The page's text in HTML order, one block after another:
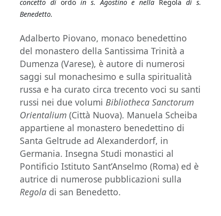
concetto di ordoin s. Agostino e nella Regoladi s.
Benedetto.
Adalberto Piovano, monaco benedettino
del monastero della Santissima Trinità a
Dumenza (Varese), è autore di numerosi
saggi sul monachesimo e sulla spiritualità
russa e ha curato circa trecento voci su santi
russi nei due volumi Bibliotheca Sanctorum
Orientalium (Città Nuova). Manuela Scheiba
appartiene al monastero benedettino di
Santa Geltrude ad Alexanderdorf, in
Germania. Insegna Studi monastici al
Pontificio Istituto Sant’Anselmo (Roma) ed è
autrice di numerose pubblicazioni sulla
Regola di san Benedetto.